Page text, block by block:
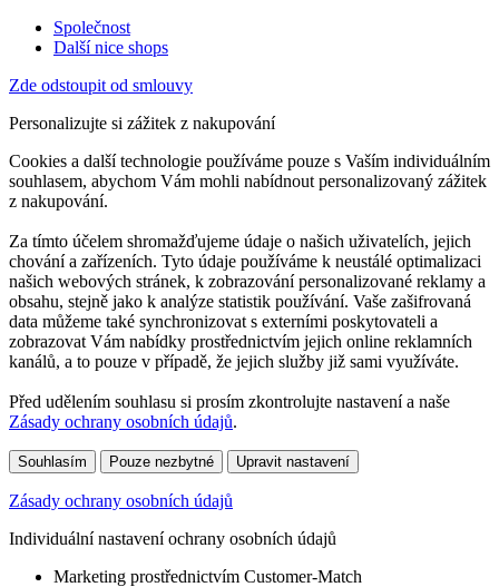
Společnost
Další nice shops
Zde odstoupit od smlouvy
Personalizujte si zážitek z nakupování
Cookies a další technologie používáme pouze s Vaším individuálním
souhlasem, abychom Vám mohli nabídnout personalizovaný zážitek
z nakupování.
Za tímto účelem shromažďujeme údaje o našich uživatelích, jejich
chování a zařízeních. Tyto údaje používáme k neustálé optimalizaci
našich webových stránek, k zobrazování personalizované reklamy a
obsahu, stejně jako k analýze statistik používání. Vaše zašifrovaná
data můžeme také synchronizovat s externími poskytovateli a
zobrazovat Vám nabídky prostřednictvím jejich online reklamních
kanálů, a to pouze v případě, že jejich služby již sami využíváte.
Před udělením souhlasu si prosím zkontrolujte nastavení a naše
Zásady ochrany osobních údajů.
Souhlasím Pouze nezbytné Upravit nastavení
Zásady ochrany osobních údajů
Individuální nastavení ochrany osobních údajů
Marketing prostřednictvím Customer-Match